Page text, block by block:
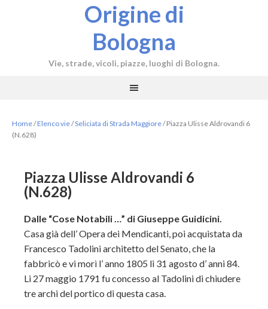
Origine di
Bologna
Vie, strade, vicoli, piazze, luoghi di Bologna.
Home/Elenco vie/Seliciata di Strada Maggiore/Piazza Ulisse Aldrovandi 6
(N.628)
Piazza Ulisse Aldrovandi 6
(N.628)
Dalle “Cose Notabili …” di Giuseppe Guidicini.
Casa già dell’ Opera dei Mendicanti, poi acquistata da
Francesco Tadolini architetto del Senato, che la
fabbricò e vi morì l’ anno 1805 li 31 agosto d’ anni 84.
Li 27 maggio 1791 fu concesso al Tadolini di chiudere
tre archi del portico di questa casa.